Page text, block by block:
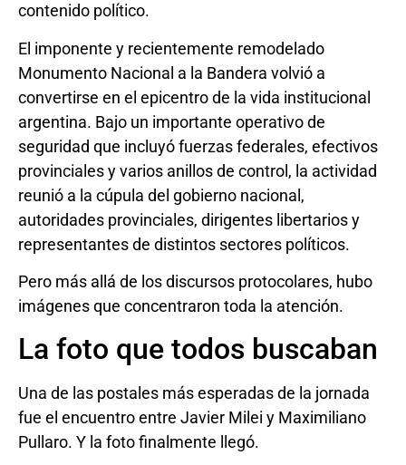
contenido político.
El imponente y recientemente remodelado
Monumento Nacional a la Bandera volvió a
convertirse en el epicentro de la vida institucional
argentina. Bajo un importante operativo de
seguridad que incluyó fuerzas federales, efectivos
provinciales y varios anillos de control, la actividad
reunió a la cúpula del gobierno nacional,
autoridades provinciales, dirigentes libertarios y
representantes de distintos sectores políticos.
Pero más allá de los discursos protocolares, hubo
imágenes que concentraron toda la atención.
La foto que todos buscaban
Una de las postales más esperadas de la jornada
fue el encuentro entre Javier Milei y Maximiliano
Pullaro. Y la foto finalmente llegó.